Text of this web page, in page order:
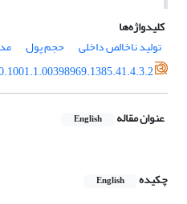
کلیدواژه‌ها
تولید ناخالص داخلی
حجم پول
عنوان مقاله English
چکیده English